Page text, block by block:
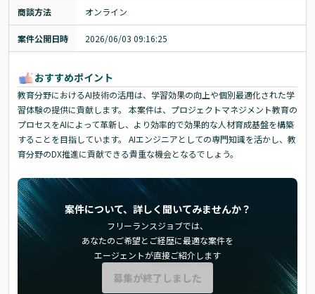
商談方法 オンライン
案件公開日時 2026/06/03 09:16:25
おすすめポイント
教育分野におけるAI技術の活用は、学習効果の向上や個別最適化された学
習体験の提供に貢献します。 本案件は、プロジェクトマネジメント教育の
プロセスをAIによって革新し、より効率的で効果的な人材育成基盤を構築
することを目指しています。 AIエンジニアとしての専門知識を活かし、教
育分野のDX推進に貢献できる貴重な機会となるでしょう。
案件について、詳しく聞いてみませんか？
フリーランスジョブでは、
あなたのご希望とご経歴に最適な案件を
エージェントが直接ご紹介します
募集が終了しました